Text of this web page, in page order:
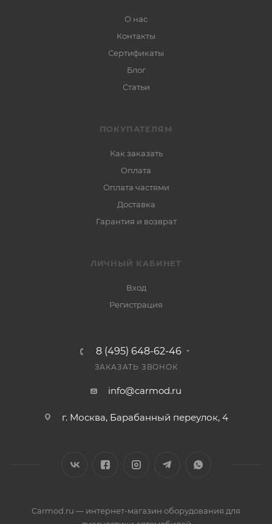
О нас
Контакты
Сертификаты
Блог
Статьи
ПОКУПАТЕЛЯМ
Как заказать
Оплата
Оплата частями
Доставка
Гарантия и возврат
ЛИЧНЫЙ КАБИНЕТ
Вход
Регистрация
8 (495) 648-62-46
ЗАКАЗАТЬ ЗВОНОК
info@carmod.ru
г. Москва, Барабанный переулок, 4
Carmod.ru — интернет-магазин оборудования для